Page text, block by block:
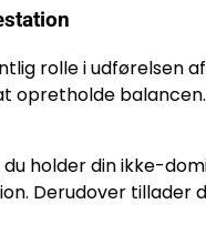
rolle i udførelsen
holder din ikke-
Derudover tillader